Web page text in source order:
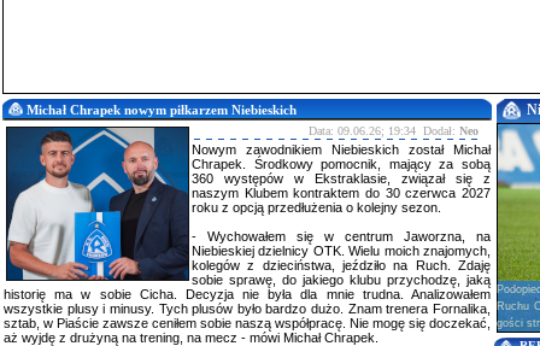
Michał Chrapek nowym piłkarzem Niebieskich
Data: 09.06.26; 19:34 Dodał: Neo
Nowym zawodnikiem Niebieskich został Michał
Chrapek. Środkowy pomocnik, mający za sobą
360 występów w Ekstraklasie, związał się z
naszym Klubem kontraktem do 30 czerwca 2027
roku z opcją przedłużenia o kolejny sezon.
- Wychowałem się w centrum Jaworzna, na
Niebieskiej dzielnicy OTK. Wielu moich znajomych,
kolegów z dzieciństwa, jeździło na Ruch. Zdaję
sobie sprawę, do jakiego klubu przychodzę, jaką
historię ma w sobie Cicha. Decyzja nie była dla mnie trudna. Analizowałem
wszystkie plusy i minusy. Tych plusów było bardzo dużo. Znam trenera Fornalika,
sztab, w Piaście zawsze ceniłem sobie naszą współpracę. Nie mogę się doczekać,
aż wyjdę z drużyną na trening, na mecz - mówi Michał Chrapek.
Ruchu
gości